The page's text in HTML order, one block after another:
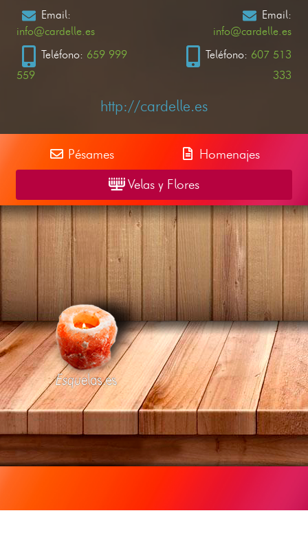
Email:
info@cardelle.es
Teléfono: 659 999
559
Email:
info@cardelle.es
Teléfono: 607 513
333
http://cardelle.es
Pésames
Homenajes
Velas y Flores
Esquelas.es